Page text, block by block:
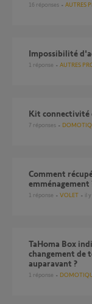
16 réponses AUTRES
Impossibilité
1 réponse AUTRES
Kit
7 réponses
Comment récupérer l'accès à une Tahoma V2 après un
emménagement
1 réponse VOLET il
TaHoma Box indiquée “non compatible” après
changement de
auparavant ?
1 réponse